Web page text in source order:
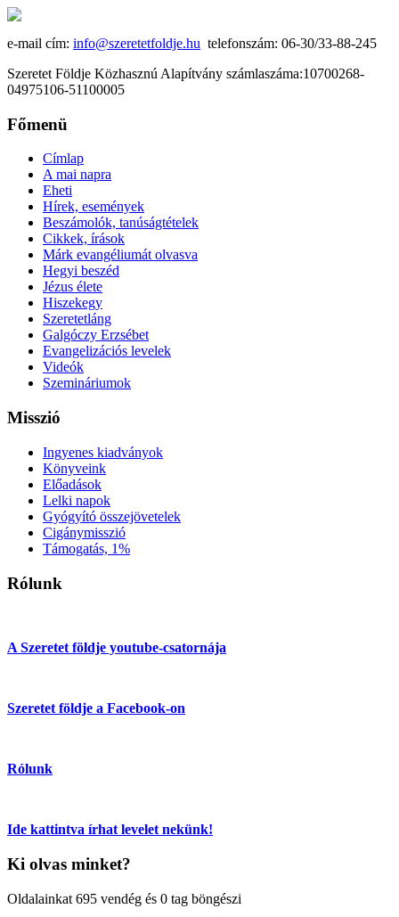
e-mail cím: info@szeretetfoldje.hu telefonszám: 06-30/33-88-245
Szeretet Földje Közhasznú Alapítvány számlaszáma:10700268-
04975106-51100005
Főmenü
Címlap
A mai napra
Eheti
Hírek, események
Beszámolók, tanúságtételek
Cikkek, írások
Márk evangéliumát olvasva
Hegyi beszéd
Jézus élete
Hiszekegy
Szeretetláng
Galgóczy Erzsébet
Evangelizációs levelek
Videók
Szemináriumok
Misszió
Ingyenes kiadványok
Könyveink
Előadások
Lelki napok
Gyógyító összejövetelek
Cigánymisszió
Támogatás, 1%
Rólunk
A Szeretet földje youtube-csatornája
Szeretet földje a Facebook-on
Rólunk
Ide kattintva írhat levelet nekünk!
Ki olvas minket?
Oldalainkat 695 vendég és 0 tag böngészi